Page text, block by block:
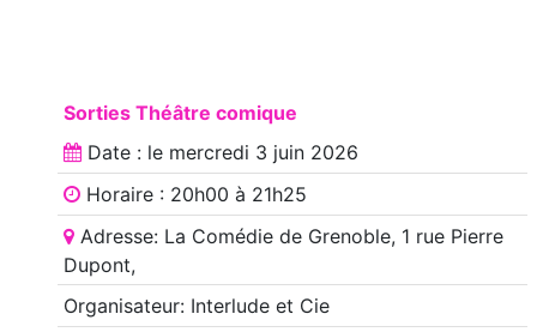
Sorties Théâtre comique
Date : le mercredi 3 juin 2026
Horaire : 20h00 à 21h25
Adresse: La Comédie de Grenoble, 1 rue Pierre
Dupont,
Organisateur: Interlude et Cie